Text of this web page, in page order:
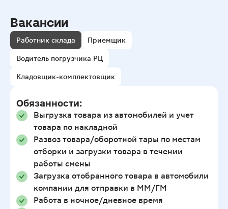
Вакансии
Работник склада Приемщик
Водитель погрузчика РЦ
Кладовщик-комплектовщик
Обязанности:
Выгрузка товара из автомобилей и учет
товара по накладной
Развоз товара/оборотной тары по местам
отборки и загрузки товара в течении
работы смены
Загрузка отобранного товара в автомобили
компании для отправки в ММ/ГМ
Работа в ночное/дневное время